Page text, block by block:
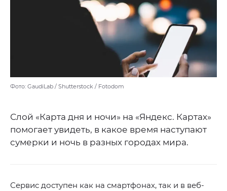
Фото: GaudiLab / Shutterstock / Fotodom
Слой «Карта дня и ночи» на «Яндекс. Картах»
помогает увидеть, в какое время наступают
сумерки и ночь в разных городах мира.
Сервис доступен как на смартфонах, так и в веб-